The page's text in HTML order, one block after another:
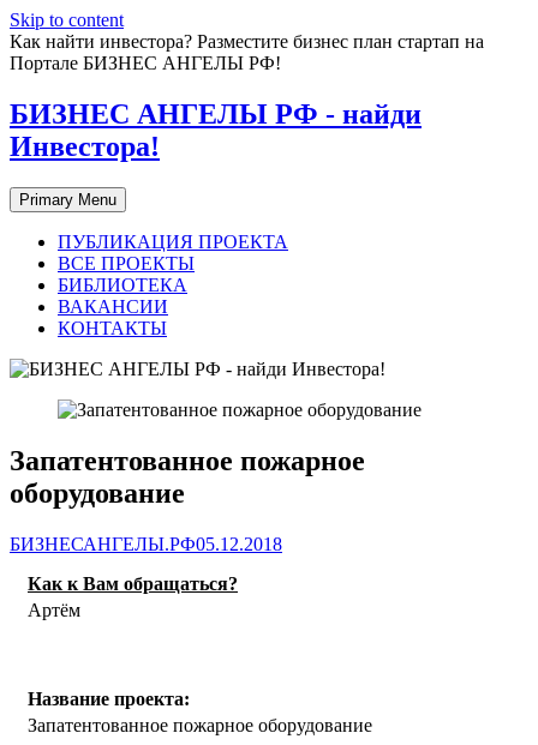
Skip to content
Как найти инвестора? Разместите бизнес план стартап на
Портале БИЗНЕС АНГЕЛЫ РФ!
БИЗНЕС АНГЕЛЫ РФ - найди
Инвестора!
Primary Menu
ПУБЛИКАЦИЯ ПРОЕКТА
ВСЕ ПРОЕКТЫ
БИБЛИОТЕКА
ВАКАНСИИ
КОНТАКТЫ
Запатентованное пожарное
оборудование
БИЗНЕСАНГЕЛЫ.РФ05.12.2018
Как к Вам обращаться?
Артём
Название проекта:
Запатентованное пожарное оборудование